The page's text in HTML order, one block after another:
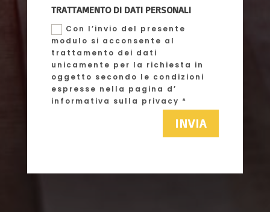
TRATTAMENTO DI DATI PERSONALI
Con l’invio del presente
modulo si acconsente al
trattamento dei dati
unicamente per la richiesta in
oggetto secondo le condizioni
espresse nella pagina d’
informativa sulla privacy *
INVIA